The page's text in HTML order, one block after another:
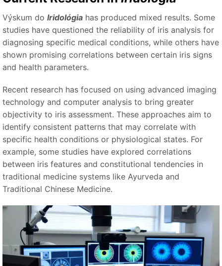
Výskum do Iridológia has produced mixed results. Some
studies have questioned the reliability of iris analysis for
diagnosing specific medical conditions, while others have
shown promising correlations between certain iris signs
and health parameters.
Recent research has focused on using advanced imaging
technology and computer analysis to bring greater
objectivity to iris assessment. These approaches aim to
identify consistent patterns that may correlate with
specific health conditions or physiological states. For
example, some studies have explored correlations
between iris features and constitutional tendencies in
traditional medicine systems like Ayurveda and
Traditional Chinese Medicine.